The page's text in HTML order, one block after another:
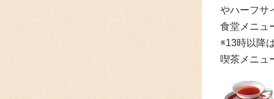
やハーフサ
食堂メニュ
※13時以降
喫茶メニュ